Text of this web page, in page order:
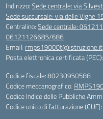
Indirizzo:Sede centrale: via
Sede succursale: via delle Vigne
Centralino:Sede centrale:
06121126685/686
Email: rmps19000t@istruzione.it
Posta elettronica certificata (PEC):
Codice fiscale: 80230950588
Codice meccanografico:
Codice Indice delle Pubbliche
Codice unico di fatturazione